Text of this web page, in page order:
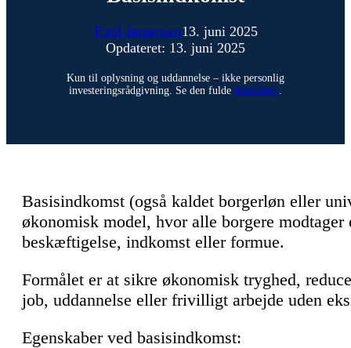
Emil Jørgensen13. juni 2025
Opdateret: 13. juni 2025
Kun til oplysning og uddannelse – ikke personlig
investeringsrådgivning. Se den fulde disclaimer.
Basisindkomst (også kaldet borgerløn eller
økonomisk model, hvor alle borgere
beskæftigelse, indkomst eller formue.
Formålet er at sikre økonomisk tryghed,
job, uddannelse eller frivilligt arbejde uden
Egenskaber ved basisindkomst: